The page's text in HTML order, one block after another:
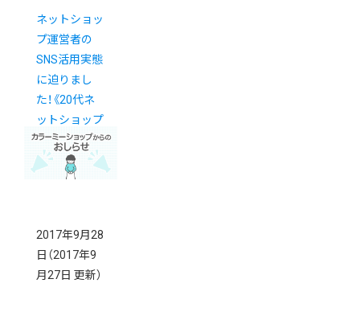
ネットショッ
プ運営者の
SNS活用実態
に迫りまし
た！《20代ネ
ットショップ
オーナー交流
会レポート》
2017年9月28
日 （2017年9
月27日 更新）